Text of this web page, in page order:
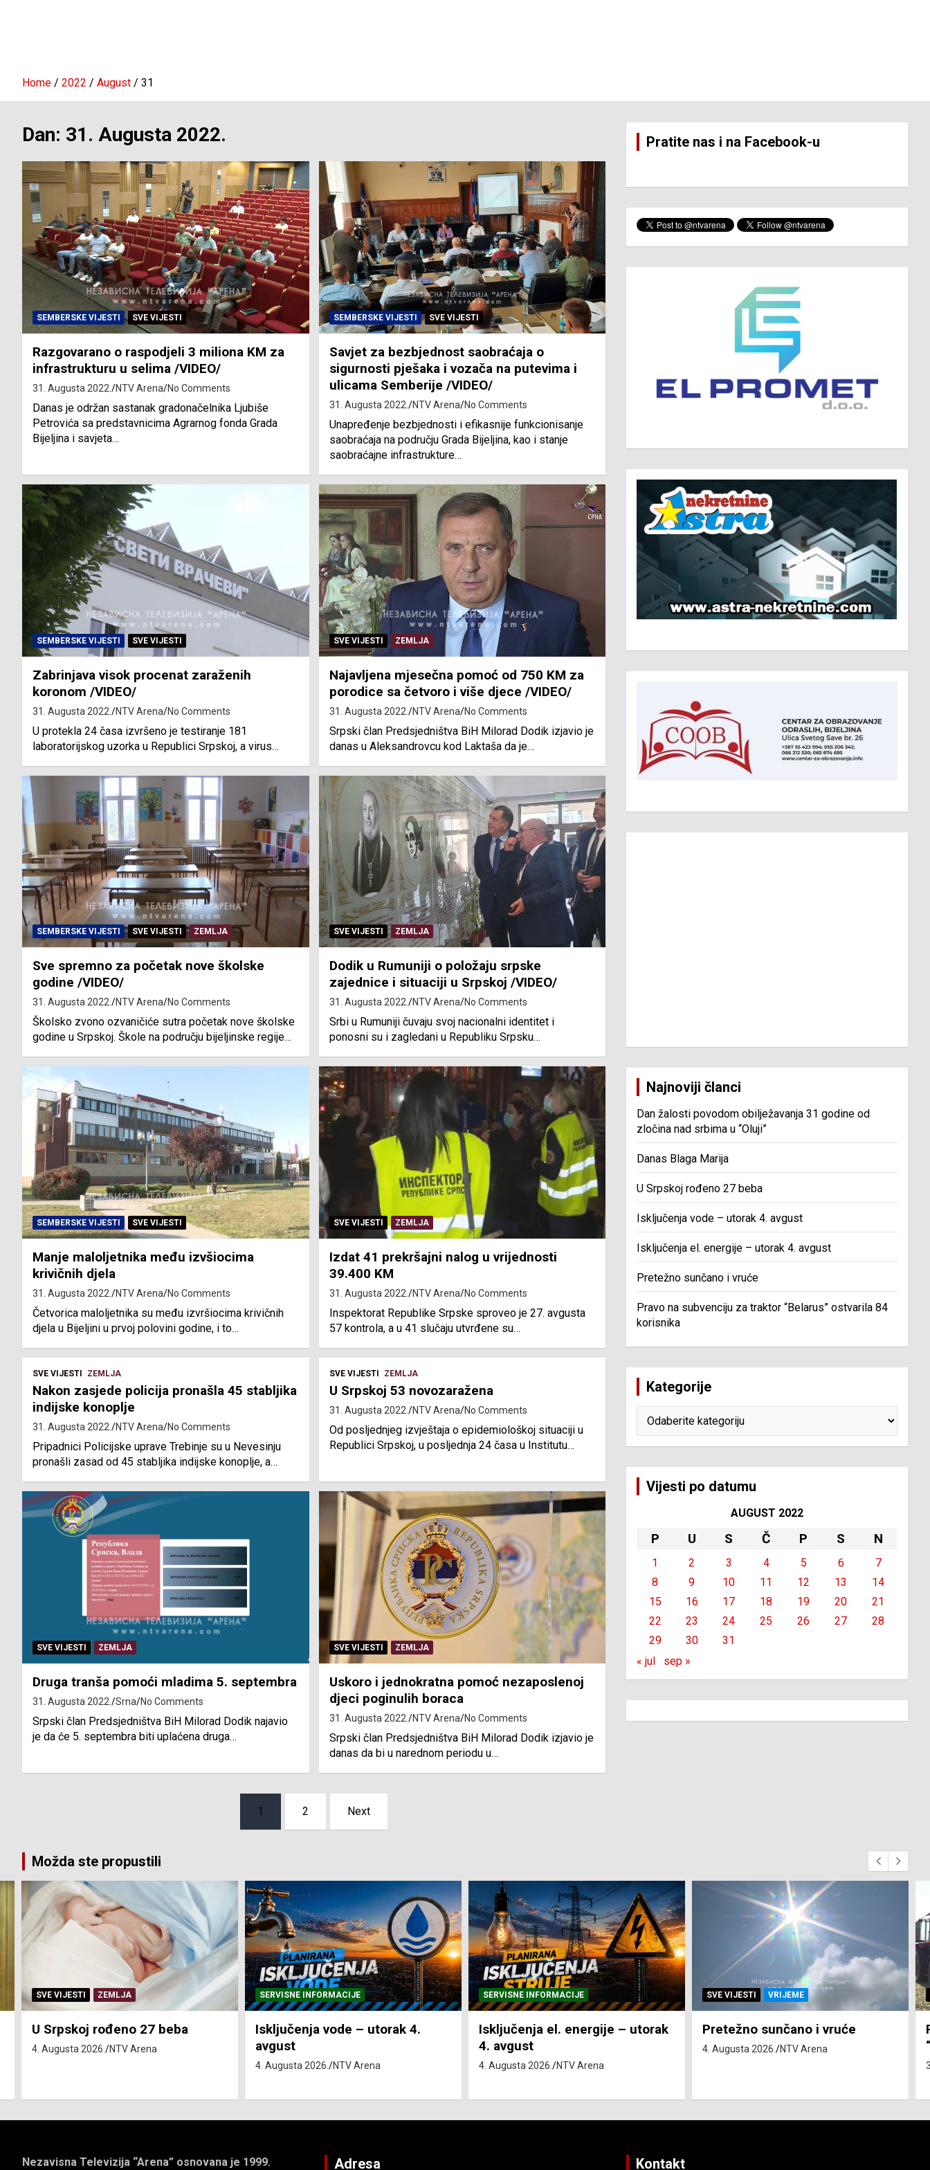
Home 2022 August 31
Dan: 31. Augusta 2022.
SEMBERSKE VIJESTI SVE VIJESTI
Razgovarano o raspodjeli 3 miliona KM za
infrastrukturu u selima /VIDEO/
31. Augusta 2022. NTV Arena No Comments
Danas je održan sastanak gradonačelnika Ljubiše
Petrovića sa predstavnicima Agrarnog fonda Grada
Bijeljina i savjeta…
SEMBERSKE VIJESTI SVE VIJESTI
Savjet za bezbjednost saobraćaja o
sigurnosti pješaka i vozača na putevima i
ulicama Semberije /VIDEO/
31. Augusta 2022. NTV Arena No Comments
Unapređenje bezbjednosti i efikasnije funkcionisanje
saobraćaja na području Grada Bijeljina, kao i stanje
saobraćajne infrastrukture…
SEMBERSKE VIJESTI SVE VIJESTI
Zabrinjava visok procenat zaraženih
koronom /VIDEO/
31. Augusta 2022. NTV Arena No Comments
U protekla 24 časa izvršeno je testiranje 181
laboratorijskog uzorka u Republici Srpskoj, a virus…
SVE VIJESTI ZEMLJA
Najavljena mjesečna pomoć od 750 KM za
porodice sa četvoro i više djece /VIDEO/
31. Augusta 2022. NTV Arena No Comments
Srpski član Predsjedništva BiH Milorad Dodik izjavio je
danas u Aleksandrovcu kod Laktaša da je…
SEMBERSKE VIJESTI SVE VIJESTI ZEMLJA
Sve spremno za početak nove školske
godine /VIDEO/
31. Augusta 2022. NTV Arena No Comments
Školsko zvono ozvaničiće sutra početak nove školske
godine u Srpskoj. Škole na području bijeljinske regije…
SVE VIJESTI ZEMLJA
Dodik u Rumuniji o položaju srpske
zajednice i situaciji u Srpskoj /VIDEO/
31. Augusta 2022. NTV Arena No Comments
Srbi u Rumuniji čuvaju svoj nacionalni identitet i
ponosni su i zagledani u Republiku Srpsku…
SEMBERSKE VIJESTI SVE VIJESTI
Manje maloljetnika među izvšiocima
krivičnih djela
31. Augusta 2022. NTV Arena No Comments
Četvorica maloljetnika su među izvršiocima krivičnih
djela u Bijeljini u prvoj polovini godine, i to…
SVE VIJESTI ZEMLJA
Izdat 41 prekršajni nalog u vrijednosti
39.400 KM
31. Augusta 2022. NTV Arena No Comments
Inspektorat Republike Srpske sproveo je 27. avgusta
57 kontrola, a u 41 slučaju utvrđene su…
SVE VIJESTI ZEMLJA
Nakon zasjede policija pronašla 45 stabljika
indijske konoplje
31. Augusta 2022. NTV Arena No Comments
Pripadnici Policijske uprave Trebinje su u Nevesinju
pronašli zasad od 45 stabljika indijske konoplje, a…
SVE VIJESTI ZEMLJA
U Srpskoj 53 novozaražena
31. Augusta 2022. NTV Arena No Comments
Od posljednjeg izvještaja o epidemiološkoj situaciji u
Republici Srpskoj, u posljednja 24 časa u Institutu…
SVE VIJESTI ZEMLJA
Druga tranša pomoći mladima 5. septembra
31. Augusta 2022. Srna No Comments
Srpski član Predsjedništva BiH Milorad Dodik najavio
je da će 5. septembra biti uplaćena druga…
SVE VIJESTI ZEMLJA
Uskoro i jednokratna pomoć nezaposlenoj
djeci poginulih boraca
31. Augusta 2022. NTV Arena No Comments
Srpski član Predsjedništva BiH Milorad Dodik izjavio je
danas da bi u narednom periodu u…
1 2 Next
Pratite nas i na Facebook-u
Najnoviji članci
Dan žalosti povodom obilježavanja 31 godine od
zločina nad srbima u “Oluji”
Danas Blaga Marija
U Srpskoj rođeno 27 beba
Isključenja vode – utorak 4. avgust
Isključenja el. energije – utorak 4. avgust
Pretežno sunčano i vruće
Pravo na subvenciju za traktor “Belarus” ostvarila 84
korisnika
Kategorije
Vijesti po datumu
AUGUST 2022
P U S Č P S N
1 2 3 4 5 6
7
8
9 10 11 12 13
14
15
16 17 18 19 20
21
22
23 24 25 26 27
28
29
30
31
« jul
sep »
Možda ste propustili
SERVISNE INFORMACIJE
Isključenja vode – utorak 4.
avgust
SERVISNE INFORMACIJE
Isključenja el. energije – utorak
4. avgust
4. Augusta 2026. NTV Arena
SVE VIJESTI VRIJEME
Pretežno sunčano i vruće
4. Augusta 2026.
SVE VIJESTI ZEMLJA
Pravo na subvenciju za traktor
“Belarus” ostvarila 84 korisnika
Nezavisna Televizija “Arena” osnovana je 1999. Adresa Kontakt